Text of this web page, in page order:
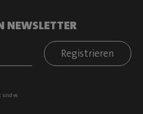
NEWSLETTER
Registrieren
und es